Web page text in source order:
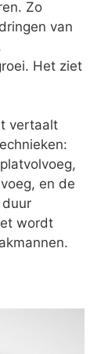
Zo
van
Het ziet
vertaalt
en de
wordt